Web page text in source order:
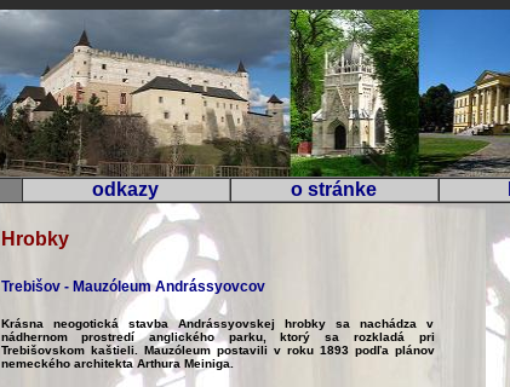
odkazy o stránke
Hrobky
Trebišov - Mauzóleum Andrássyovcov
Krásna neogotická stavba Andrássyovskej hrobky sa nachádza v
nádhernom prostredí anglického parku, ktorý sa rozkladá pri
Trebišovskom kaštieli. Mauzóleum postavili v roku 1893 podľa plánov
nemeckého architekta Arthura Meiniga.